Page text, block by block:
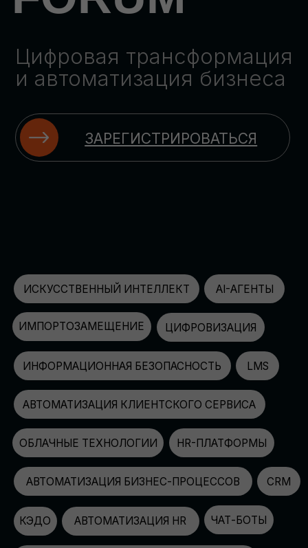
ЗАРЕГИСТРИРОВАТЬСЯ
ИСКУССТВЕННЫЙ ИНТЕЛЛЕКТ
НЕЙРОСЕТИ ДЛЯ БИЗНЕСА
КЭДО
ЦИФРОВИЗАЦИЯ
АВТОМАТИЗАЦИЯ HR
АВТОМАТИЗАЦИЯ МАРКЕТИНГА И ПРОДАЖ
AI-АССИСТЕНТЫ
ЧАТ-БОТЫ
ИМПОРТОЗАМЕЩЕНИЕ
СПИКЕРОВ
150+
ПАРТНЕРОВ
100+
2500+